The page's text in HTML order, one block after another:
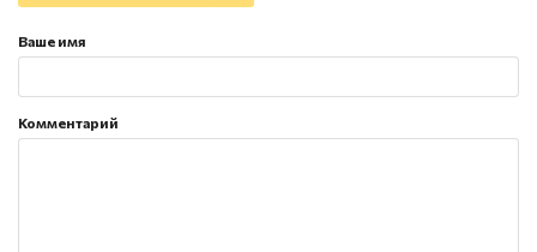
Ваше имя
Комментарий